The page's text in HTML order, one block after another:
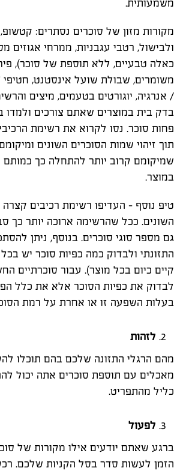
משמעותית.
מקורות מזון של סוכרים נסתרים:
ולבישול, רטבי עגבניות, ממרחי אגוזים
כאלה טבעיים, ללא תוספת של סוכר),
משומרים, שבולת שועל אינסטנט, חטיפי
/ אנרגיה, יוגורטים בטעמים, מיצים
בדק בית במוצרים שאתם צורכים ולמדו
פחות סוכר. נסו לקרוא את רשימת
תוך זיהוי שמות הסוכרים השונים
שמיקומם קרוב יותר להתחלה כך כמותם
במוצר.
טיפ נוסף – העדיפו רשימת רכיבים קצרה
השונים. ככל שהרשימה ארוכה יותר כך
גם מספר סוגי סוכרים. בנוסף, ניתן
התזונתי ולבדוק כמה כפיות סוכר יש בכל
קיים כיום בכל מוצר). עבור סוכרתיים
לבדוק את כפיות הסוכר אלא את כלל
בעלות השפעה זו או אחרת על רמת
לזהות
מהם הרגלי התזונה שלכם בהם תוכלו
מאכלים עם תוספת סוכרים אתה יכול
כליל מהתפריט.
לפעול
ברגע שאתם יודעים אילו מקורות של
הזמן לעשות סדר בסל הקניות שלכם.